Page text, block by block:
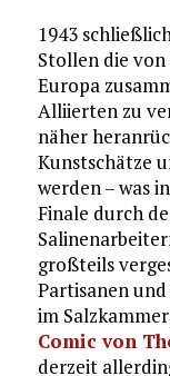
1943
Stollen die
Europa
Alliierten zu
näher
Kunstschätze
werden – was
Finale durch
großteils
Partisanen
im
Comic von
derzeit